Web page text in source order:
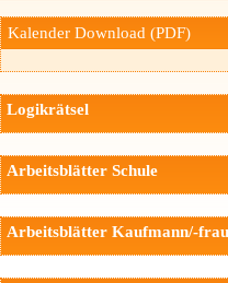
Kalender Download (PDF)
Logikrätsel
Arbeitsblätter Schule
Arbeitsblätter Kaufmann/-frau